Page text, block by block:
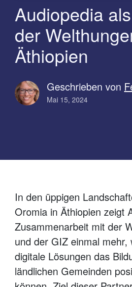
Audiopedia
der
Äthiopien
Geschrieben von
Mai 15, 2024
In den üppigen
Oromia in Äthiopien zeigt
Zusammenarbeit mit der
und der GIZ einmal mehr,
digitale Lösungen das
ländlichen Gemeinden